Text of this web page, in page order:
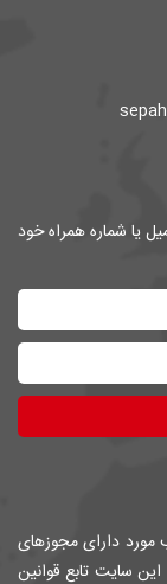
یا شماره همراه خود
مورد دارای مجوزهای
سایت تابع قوانین